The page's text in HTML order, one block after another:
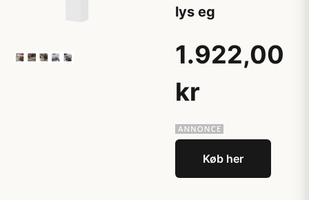
lys eg
1.922,00
kr
Køb her